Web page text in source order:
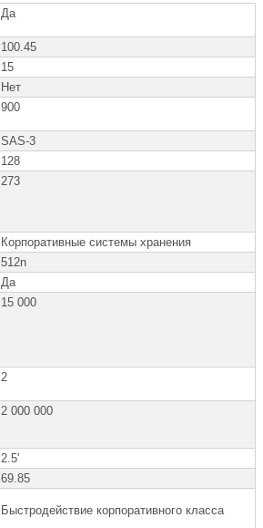
Да
100.45
15
Нет
900
SAS-3
128
273
Корпоративные системы хранения
512n
Да
15 000
2
2 000 000
2.5'
69.85
Быстродействие корпоративного класса